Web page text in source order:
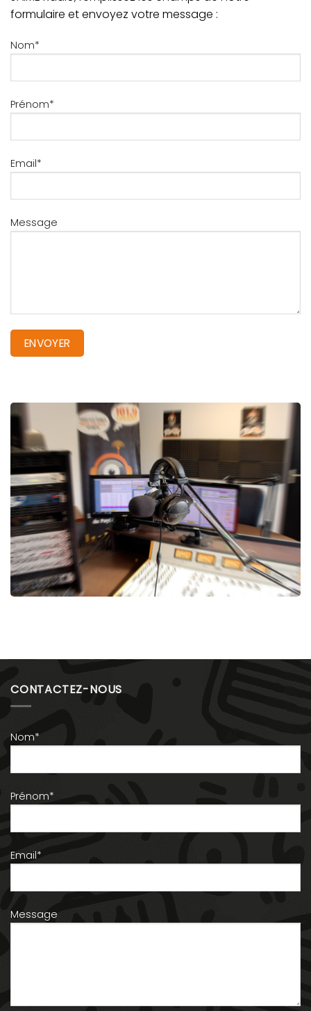
formulaire et envoyez votre message :
Nom*
Prénom*
Email*
Message
CONTACTEZ-NOUS
Nom*
Prénom*
Email*
Message